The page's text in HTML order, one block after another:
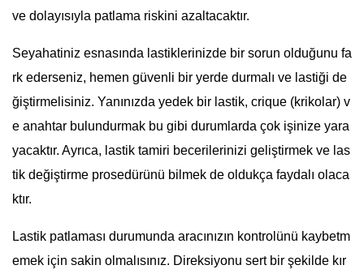
ve dolayısıyla patlama riskini azaltacaktır.
Seyahatiniz esnasında lastiklerinizde bir sorun olduğunu fa
rk ederseniz, hemen güvenli bir yerde durmalı ve lastiği de
ğiştirmelisiniz. Yanınızda yedek bir lastik, crique (krikolar) v
e anahtar bulundurmak bu gibi durumlarda çok işinize yara
yacaktır. Ayrıca, lastik tamiri becerilerinizi geliştirmek ve las
tik değiştirme prosedürünü bilmek de oldukça faydalı olaca
ktır.
Lastik patlaması durumunda aracınızın kontrolünü kaybetm
emek için sakin olmalısınız. Direksiyonu sert bir şekilde kır